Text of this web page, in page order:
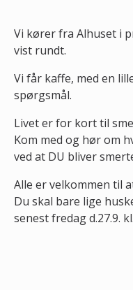
Vi kører fra Alhuset i
vist rundt.
Vi får kaffe, med en
spørgsmål.
Livet er for kort til
Kom med og hør om
ved at DU bliver
Alle er velkommen til
Du skal bare lige
senest fredag d.27.9.